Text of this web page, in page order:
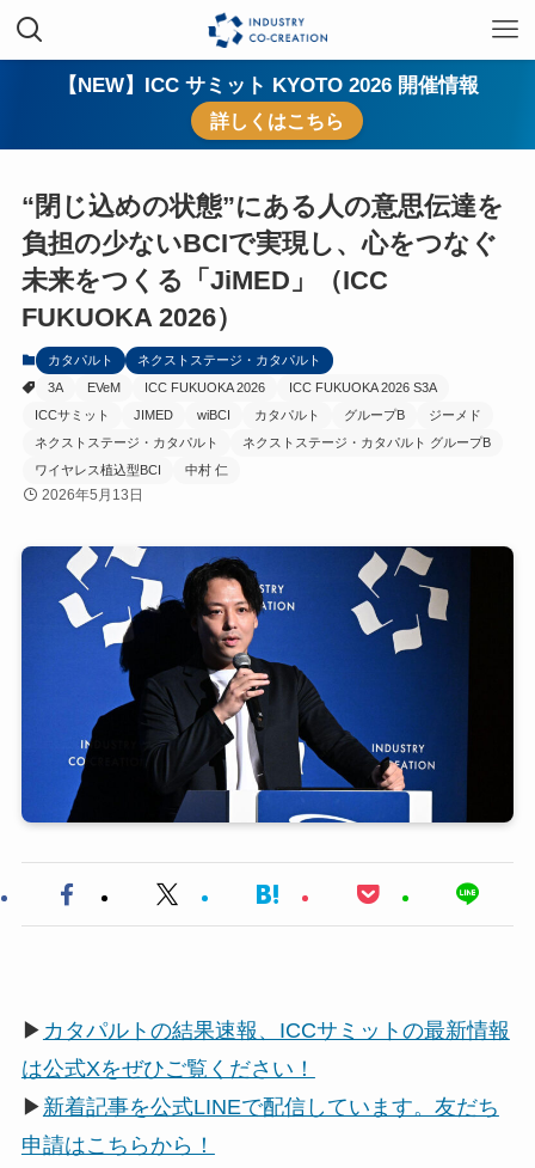
【NEW】ICC サミット KYOTO 2026 開催情報
詳しくはこちら
“閉じ込めの状態”にある人の意思伝達を
負担の少ないBCIで実現し、心をつなぐ
未来をつくる「JiMED」（ICC
FUKUOKA 2026）
カタパルト
ネクストステージ・カタパルト
3A
EVeM ICC FUKUOKA 2026
ICC FUKUOKA 2026 S3A
ICCサミット
JIMED wiBCI カタパルト グループB
ジーメド
ネクストステージ・カタパルト
ネクストステージ・カタパルト グループB
ワイヤレス植込型BCI
中村 仁
2026年5月13日
▶ カタパルトの結果速報、ICCサミットの最新情報
は公式Xをぜひご覧ください！
▶ 新着記事を公式LINEで配信しています。友だち
申請はこちらから！